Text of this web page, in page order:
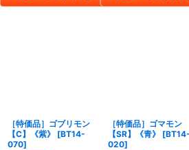
［特価品］ゴブリモン
【C】《紫》
[BT14-
070]
［特価品］ゴマモン
【SR】《青》
[BT14-
020]